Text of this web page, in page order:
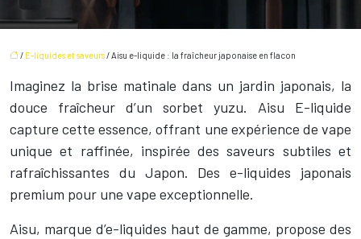
/ E-liquides et saveurs/ Aisu e-liquide : la fraîcheur japonaise en flacon
Imaginez la brise matinale dans un jardin japonais, la
douce fraîcheur d’un sorbet yuzu. Aisu E-liquide
capture cette essence, offrant une expérience de vape
unique et raffinée, inspirée des saveurs subtiles et
rafraîchissantes du Japon. Des e-liquides japonais
premium pour une vape exceptionnelle.
Aisu, marque d’e-liquides haut de gamme, propose des